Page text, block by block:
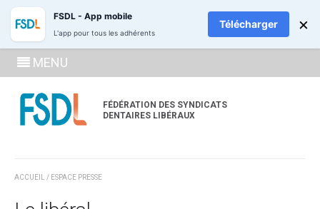
FÉDÉRATION DES SYNDICATS
DENTAIRES LIBÉRAUX
ADHÉREZ
MENU
ACCUEIL / ESPACE PRESSE
FSDL - App mobile
L'app pour tous les adhérents
Télécharger ×